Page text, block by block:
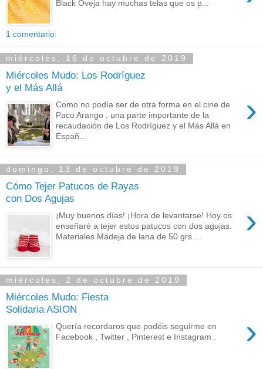
Black Oveja hay muchas telas que os p...
1 comentario:
miércoles, 16 de octubre de 2019
Miércoles Mudo: Los Rodríguez
y el Más Allá
›
Como no podía ser de otra forma en el cine de
Paco Arango , una parte importante de la
recaudación de Los Rodríguez y el Más Allá en
Españ...
domingo, 13 de octubre de 2019
Cómo Tejer Patucos de Rayas
con Dos Agujas
›
¡Muy buenos días! ¡Hora de levantarse! Hoy os
enseñaré a tejer estos patucos con dos agujas.
Materiales Madeja de lana de 50 grs ...
miércoles, 2 de octubre de 2019
Miércoles Mudo: Fiesta
Solidaria ASION
›
Quería recordaros que podéis seguirme en
Facebook , Twitter , Pinterest e Instagram .